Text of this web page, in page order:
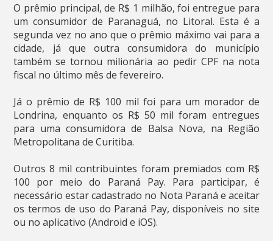
O prêmio principal, de R$ 1 milhão, foi entregue para
um consumidor de Paranaguá, no Litoral. Esta é a
segunda vez no ano que o prêmio máximo vai para a
cidade, já que outra consumidora do município
também se tornou milionária ao pedir CPF na nota
fiscal no último mês de fevereiro.
Já o prêmio de R$ 100 mil foi para um morador de
Londrina, enquanto os R$ 50 mil foram entregues
para uma consumidora de Balsa Nova, na Região
Metropolitana de Curitiba.
Outros 8 mil contribuintes foram premiados com R$
100 por meio do Paraná Pay. Para participar, é
necessário estar cadastrado no Nota Paraná e aceitar
os termos de uso do Paraná Pay, disponíveis no site
ou no aplicativo (Android e iOS).